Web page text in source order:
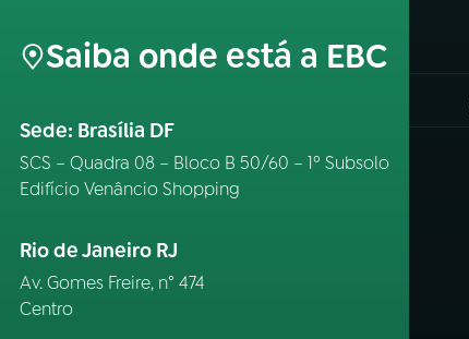
Saiba onde está a EBC
Sede: Brasília DF
SCS – Quadra 08 – Bloco B 50/60 – 1º Subsolo
Edifício Venâncio Shopping
Rio de Janeiro RJ
Av. Gomes Freire, n° 474
Centro